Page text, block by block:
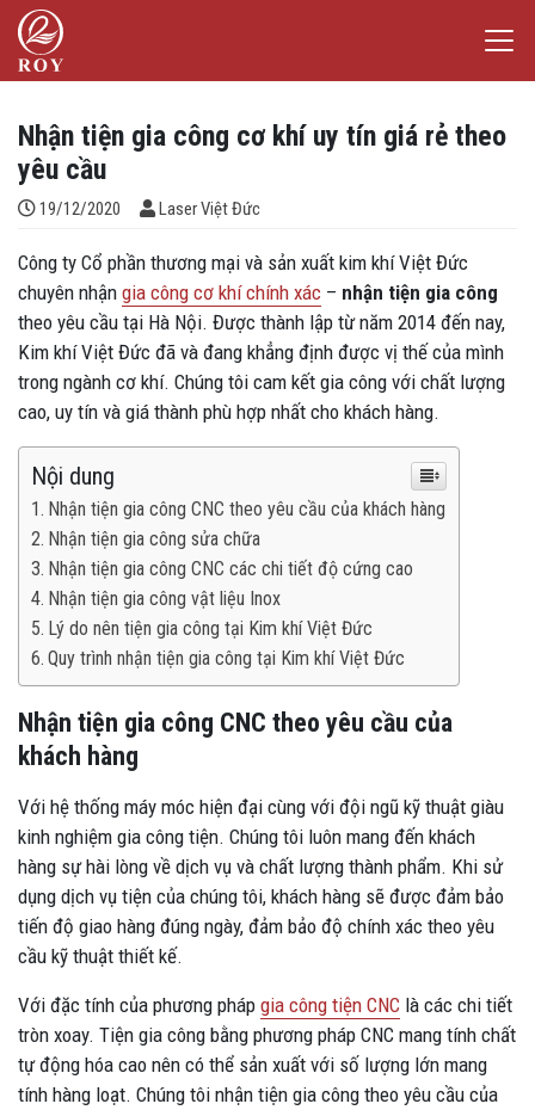
Chuyển đến nội dung
Laser Việt Đức
Nhận tiện gia công cơ khí uy tín giá rẻ theo
yêu cầu
19/12/2020 Đăng bởi
Laser Việt Đức
Công ty Cổ phần thương mại và sản xuất kim khí Việt Đức
chuyên nhận gia công cơ khí chính xác – nhận tiện gia công
theo yêu cầu tại Hà Nội. Được thành lập từ năm 2014 đến nay,
Kim khí Việt Đức đã và đang khẳng định được vị thế của mình
trong ngành cơ khí. Chúng tôi cam kết gia công với chất lượng
cao, uy tín và giá thành phù hợp nhất cho khách hàng.
Nội dung
Nhận tiện gia công CNC theo yêu cầu của khách hàng
Nhận tiện gia công sửa chữa
Nhận tiện gia công CNC các chi tiết độ cứng cao
Nhận tiện gia công vật liệu Inox
Lý do nên tiện gia công tại Kim khí Việt Đức
Quy trình nhận tiện gia công tại Kim khí Việt Đức
Nhận tiện gia công CNC theo yêu cầu của
khách hàng
Với hệ thống máy móc hiện đại cùng với đội ngũ kỹ thuật giàu
kinh nghiệm gia công tiện. Chúng tôi luôn mang đến khách
hàng sự hài lòng về dịch vụ và chất lượng thành phẩm. Khi sử
dụng dịch vụ tiện của chúng tôi, khách hàng sẽ được đảm bảo
tiến độ giao hàng đúng ngày, đảm bảo độ chính xác theo yêu
cầu kỹ thuật thiết kế.
Với đặc tính của phương pháp gia công tiện CNC là các chi tiết
tròn xoay. Tiện gia công bằng phương pháp CNC mang tính chất
tự động hóa cao nên có thể sản xuất với số lượng lớn mang
tính hàng loạt. Chúng tôi nhận tiện gia công theo yêu cầu của